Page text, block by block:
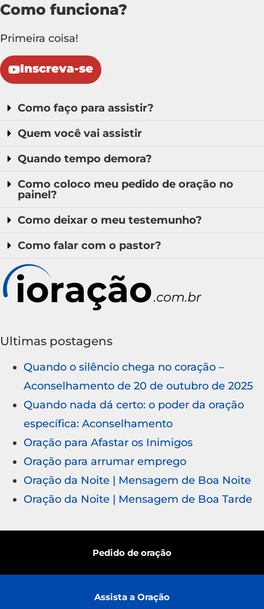
Como funciona?
Primeira coisa!
Inscreva-se
Como faço para assistir?
Quem você vai assistir
Quando tempo demora?
Como coloco meu pedido de oração no
painel?
Como deixar o meu testemunho?
Como falar com o pastor?
Ultimas postagens
Quando o silêncio chega no coração –
Aconselhamento de 20 de outubro de 2025
Quando nada dá certo: o poder da oração
específica: Aconselhamento
Oração para Afastar os Inimigos
Oração para arrumar emprego
Oração da Noite | Mensagem de Boa Noite
Oração da Noite | Mensagem de Boa Tarde
Pedido de oração
Assista a Oração